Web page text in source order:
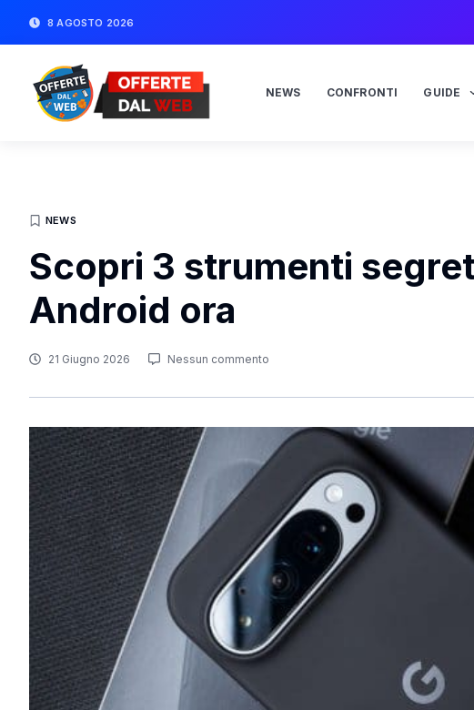
8 AGOSTO 2026
NEWS CONFRONTI GUIDE
NEWS
Scopri 3 strumenti
Android ora
21 Giugno 2026 Nessun commento